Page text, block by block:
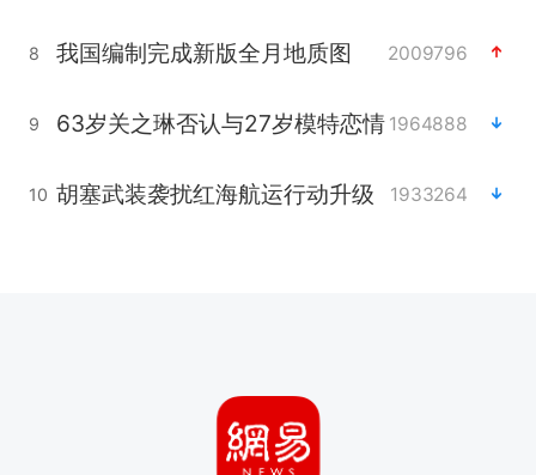
8 我国编制完成新版全月地质图 2009796
9 63岁关之琳否认与27岁模特恋情 1964888
10 胡塞武装袭扰红海航运行动升级 1933264